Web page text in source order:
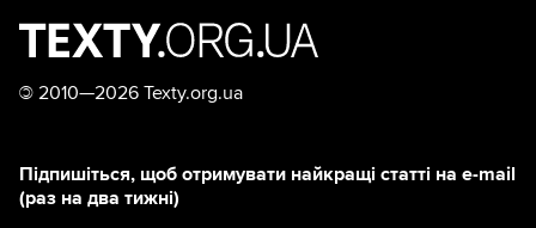
© 2010—2026 Texty.org.ua
Підпишіться, щоб отримувати найкращі статті на e-mail
(раз на два тижні)